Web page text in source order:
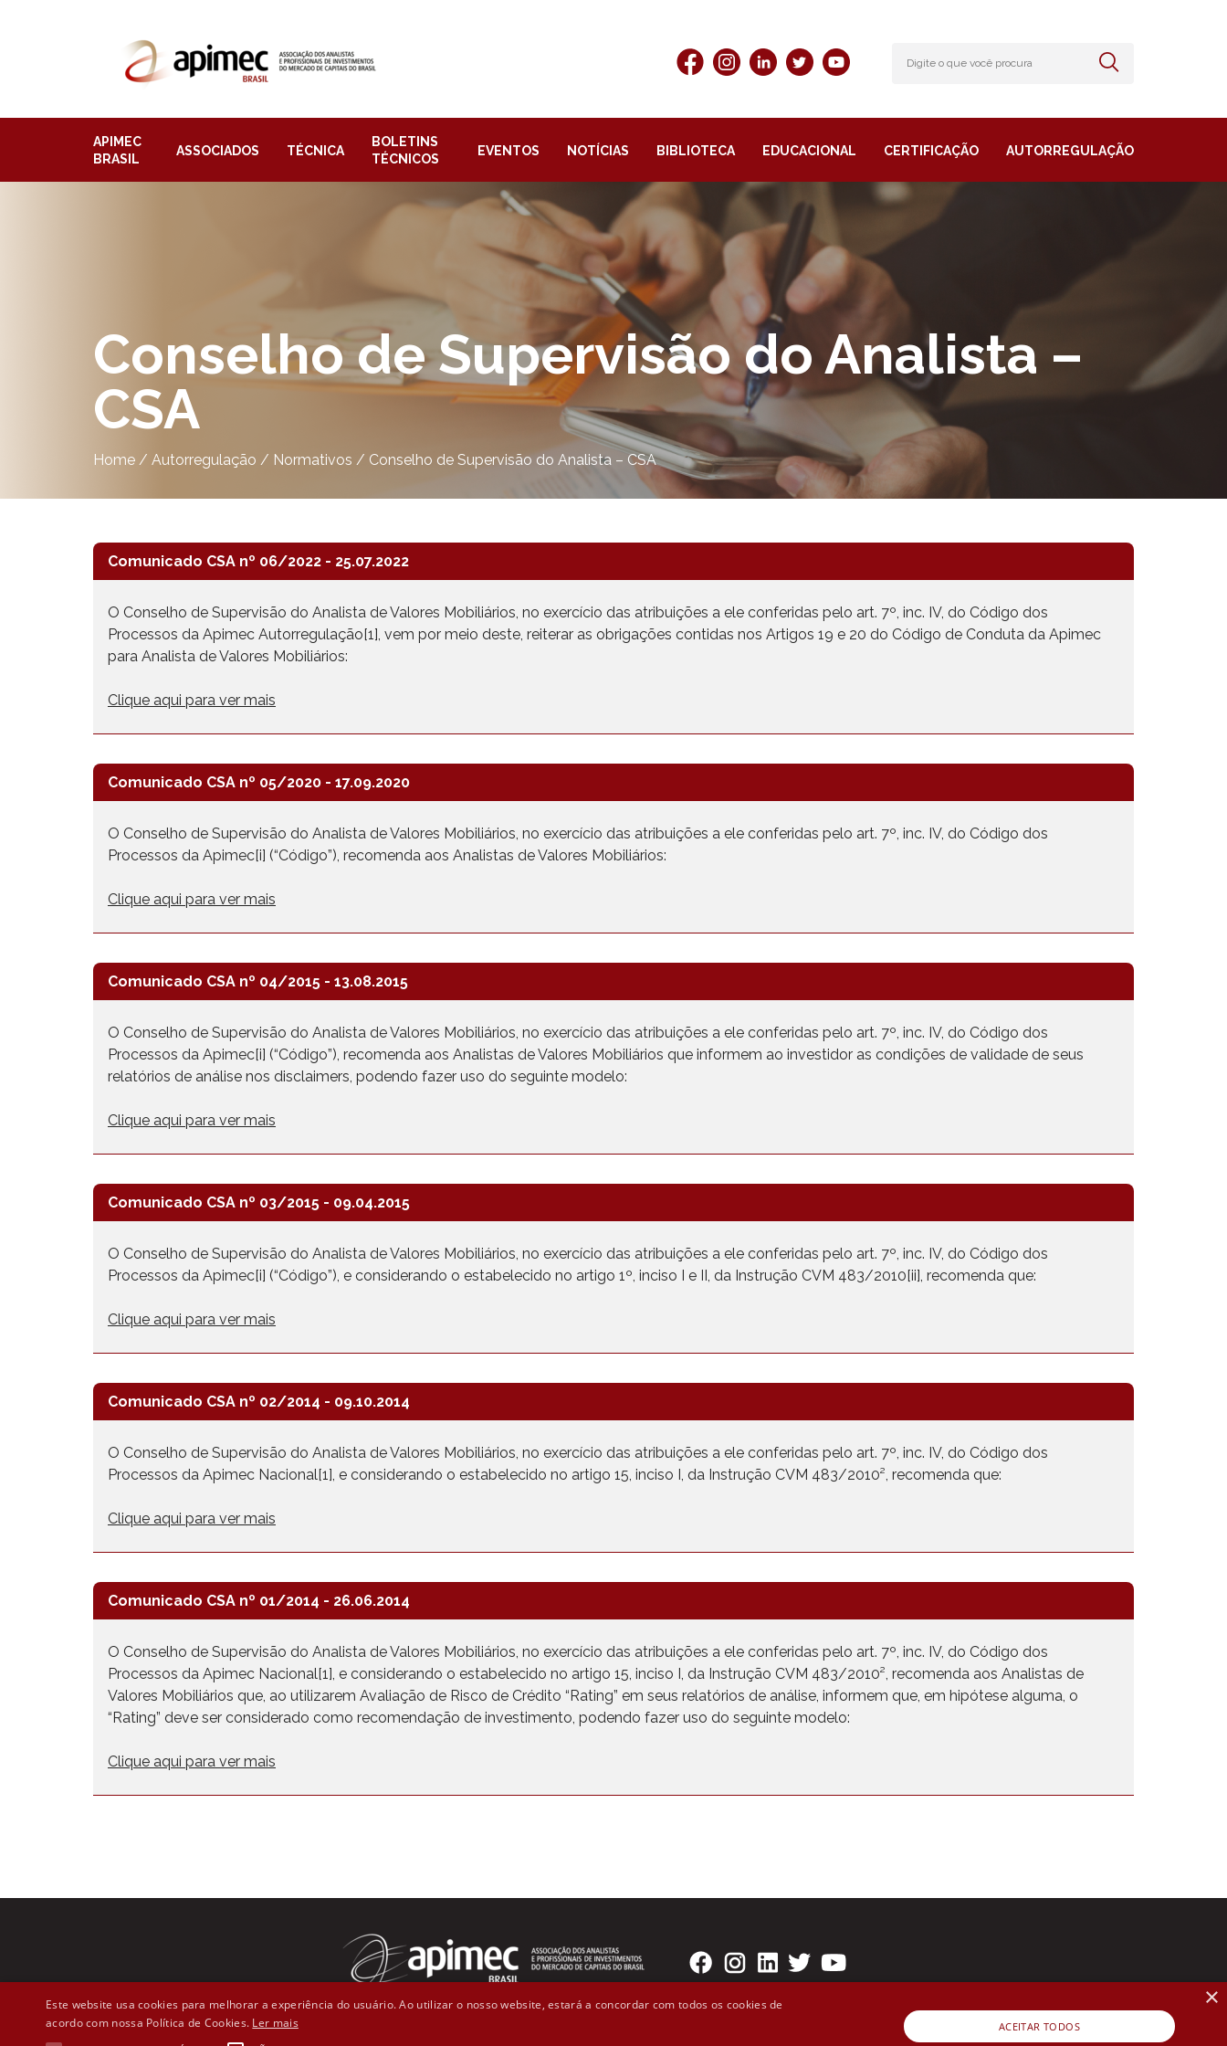
APIMEC
BRASIL
ASSOCIADOS TÉCNICA
BOLETINS
TÉCNICOS
EVENTOS NOTÍCIAS BIBLIOTECA EDUCACIONAL CERTIFICAÇÃO AUTORREGULAÇÃO
Conselho de Supervisão do Analista –
CSA
Home / Autorregulação / Normativos / Conselho de Supervisão do Analista – CSA
Comunicado CSA nº 06/2022 - 25.07.2022
O Conselho de Supervisão do Analista de Valores Mobiliários, no exercício das atribuições a ele conferidas pelo art. 7º, inc. IV, do Código dos
Processos da Apimec Autorregulação[1], vem por meio deste, reiterar as obrigações contidas nos Artigos 19 e 20 do Código de Conduta da Apimec
para Analista de Valores Mobiliários:
Clique aqui para ver mais
Comunicado CSA nº 05/2020 - 17.09.2020
O Conselho de Supervisão do Analista de Valores Mobiliários, no exercício das atribuições a ele conferidas pelo art. 7º, inc. IV, do Código dos
Processos da Apimec[i] (“Código”), recomenda aos Analistas de Valores Mobiliários:
Clique aqui para ver mais
Comunicado CSA nº 04/2015 - 13.08.2015
O Conselho de Supervisão do Analista de Valores Mobiliários, no exercício das atribuições a ele conferidas pelo art. 7º, inc. IV, do Código dos
Processos da Apimec[i] (“Código”), recomenda aos Analistas de Valores Mobiliários que informem ao investidor as condições de validade de seus
relatórios de análise nos disclaimers, podendo fazer uso do seguinte modelo:
Clique aqui para ver mais
Comunicado CSA nº 03/2015 - 09.04.2015
O Conselho de Supervisão do Analista de Valores Mobiliários, no exercício das atribuições a ele conferidas pelo art. 7º, inc. IV, do Código dos
Processos da Apimec[i] (“Código”), e considerando o estabelecido no artigo 1º, inciso I e II, da Instrução CVM 483/2010[ii], recomenda que:
Clique aqui para ver mais
Comunicado CSA nº 02/2014 - 09.10.2014
O Conselho de Supervisão do Analista de Valores Mobiliários, no exercício das atribuições a ele conferidas pelo art. 7º, inc. IV, do Código dos
Processos da Apimec Nacional[1], e considerando o estabelecido no artigo 15, inciso I, da Instrução CVM 483/2010², recomenda que:
Clique aqui para ver mais
Comunicado CSA nº 01/2014 - 26.06.2014
O Conselho de Supervisão do Analista de Valores Mobiliários, no exercício das atribuições a ele conferidas pelo art. 7º, inc. IV, do Código dos
Processos da Apimec Nacional[1], e considerando o estabelecido no artigo 15, inciso I, da Instrução CVM 483/2010², recomenda aos Analistas de
Valores Mobiliários que, ao utilizarem Avaliação de Risco de Crédito “Rating” em seus relatórios de análise, informem que, em hipótese alguma, o
“Rating” deve ser considerado como recomendação de investimento, podendo fazer uso do seguinte modelo:
Clique aqui para ver mais
×
Este website usa cookies para melhorar a experiência do usuário. Ao utilizar o nosso website, estará a concordar com todos os cookies de
acordo com nossa Política de Cookies. Ler mais ACEITAR TODOS